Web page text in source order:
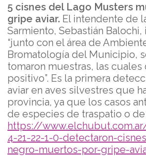
5 cisnes del Lago Musters
gripe aviar. El intendente de
Sarmiento, Sebastián
“junto con el área de
Bromatología del Municipio,
tomaron muestras, las cuales
positivo”. Es la primera
aviar en aves silvestres que
provincia, ya que los casos
de especies de traspatio o
https://
4-21-22-1-0-detectaron-
negro-muertos-por-gripe-